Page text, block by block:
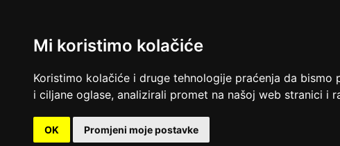
Mi koristimo kolačiće
Koristimo kolačiće i druge tehnologije praćenja da
i ciljane oglase, analizirali promet na našoj web stranici i
OK Promjeni moje postavke